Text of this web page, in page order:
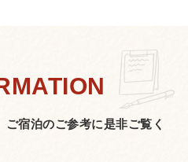
ご宿泊のご参考に是非ご覧く